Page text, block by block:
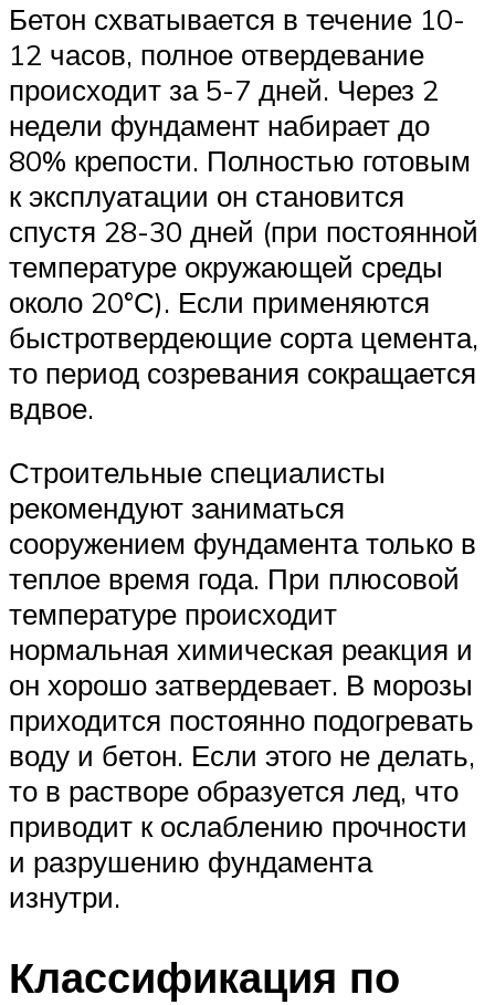
Бетон схватывается в течение 10-
12 часов, полное отвердевание
происходит за 5-7 дней. Через 2
недели фундамент набирает до
80% крепости. Полностью готовым
к эксплуатации он становится
спустя 28-30 дней (при постоянной
температуре окружающей среды
около 20°С). Если применяются
быстротвердеющие сорта цемента,
то период созревания сокращается
вдвое.
Строительные специалисты
рекомендуют заниматься
сооружением фундамента только в
теплое время года. При плюсовой
температуре происходит
нормальная химическая реакция и
он хорошо затвердевает. В морозы
приходится постоянно подогревать
воду и бетон. Если этого не делать,
то в растворе образуется лед, что
приводит к ослаблению прочности
и разрушению фундамента
изнутри.
Классификация по